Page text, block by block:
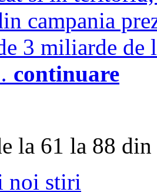
campania
3 miliarde
continuare
la 61 la 88
noi stiri